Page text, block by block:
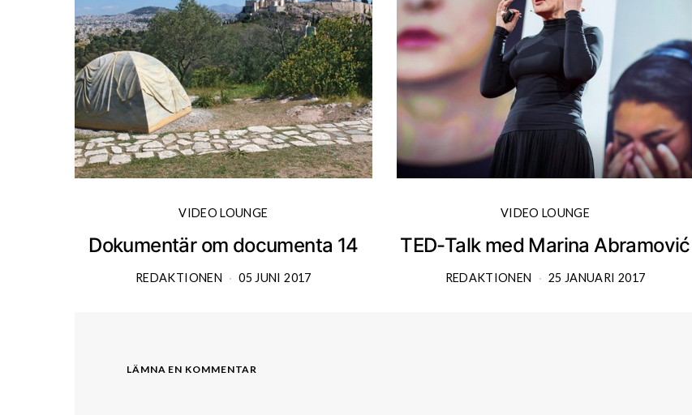
VIDEO LOUNGE
Dokumentär om documenta 14
REDAKTIONEN 05 JUNI 2017
VIDEO LOUNGE
TED-Talk med Marina Abramović
REDAKTIONEN 25 JANUARI 2017
LÄMNA EN KOMMENTAR